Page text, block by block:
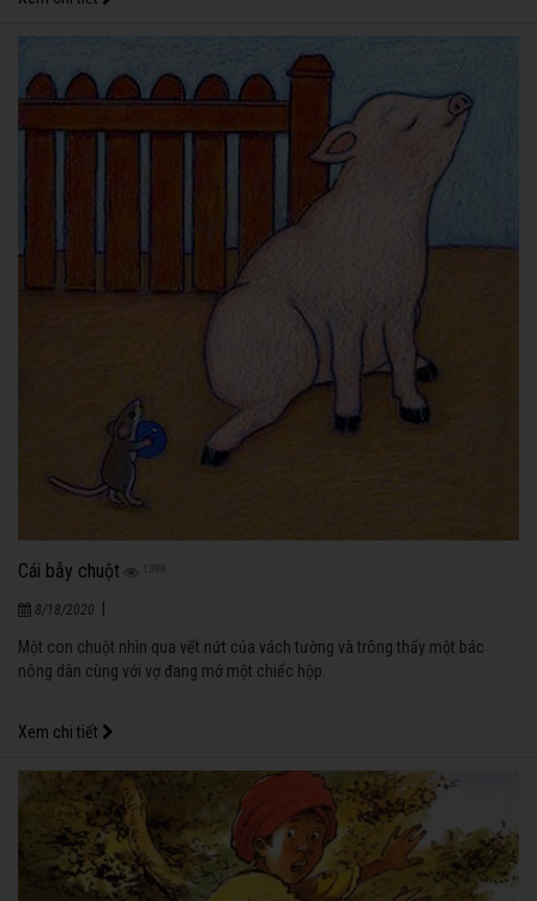
Cái bẫy chuột 1388
8/18/2020
Một con chuột nhìn qua vết nứt của vách tường và trông thấy một bác
nông dân cùng với vợ đang mở một chiếc hộp.
Xem chi tiết